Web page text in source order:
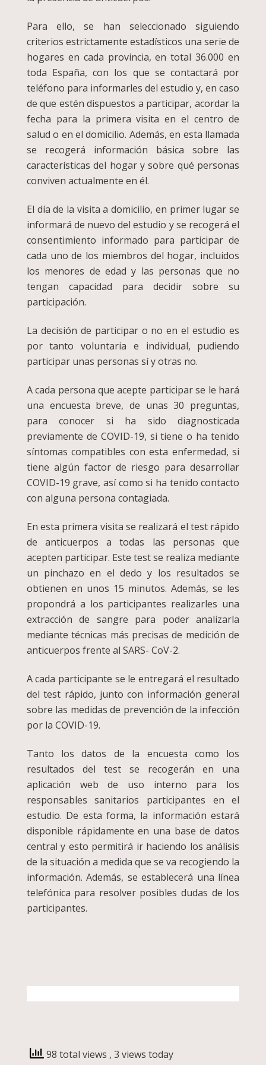
Para ello, se han seleccionado siguiendo
criterios estrictamente estadísticos una serie de
hogares en cada provincia, en total 36.000 en
toda España, con los que se contactará por
teléfono para informarles del estudio y, en caso
de que estén dispuestos a participar, acordar la
fecha para la primera visita en el centro de
salud o en el domicilio. Además, en esta llamada
se recogerá información básica sobre las
características del hogar y sobre qué personas
conviven actualmente en él.
El día de la visita a domicilio, en primer lugar se
informará de nuevo del estudio y se recogerá el
consentimiento informado para participar de
cada uno de los miembros del hogar, incluidos
los menores de edad y las personas que no
tengan capacidad para decidir sobre su
participación.
La decisión de participar o no en el estudio es
por tanto voluntaria e individual, pudiendo
participar unas personas sí y otras no.
A cada persona que acepte participar se le hará
una encuesta breve, de unas 30 preguntas,
para conocer si ha sido diagnosticada
previamente de COVID-19, si tiene o ha tenido
síntomas compatibles con esta enfermedad, si
tiene algún factor de riesgo para desarrollar
COVID-19 grave, así como si ha tenido contacto
con alguna persona contagiada.
En esta primera visita se realizará el test rápido
de anticuerpos a todas las personas que
acepten participar. Este test se realiza mediante
un pinchazo en el dedo y los resultados se
obtienen en unos 15 minutos. Además, se les
propondrá a los participantes realizarles una
extracción de sangre para poder analizarla
mediante técnicas más precisas de medición de
anticuerpos frente al SARS- CoV-2.
A cada participante se le entregará el resultado
del test rápido, junto con información general
sobre las medidas de prevención de la infección
por la COVID-19.
Tanto los datos de la encuesta como los
resultados del test se recogerán en una
aplicación web de uso interno para los
responsables sanitarios participantes en el
estudio. De esta forma, la información estará
disponible rápidamente en una base de datos
central y esto permitirá ir haciendo los análisis
de la situación a medida que se va recogiendo la
información. Además, se establecerá una línea
telefónica para resolver posibles dudas de los
participantes.
98 total views , 3 views today